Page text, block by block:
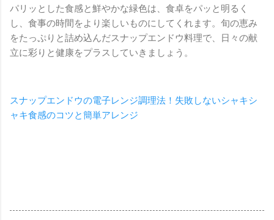
パリッとした食感と鮮やかな緑色は、食卓をパッと明るく
し、食事の時間をより楽しいものにしてくれます。旬の恵み
をたっぷりと詰め込んだスナップエンドウ料理で、日々の献
立に彩りと健康をプラスしていきましょう。
スナップエンドウの電子レンジ調理法！失敗しないシャキシ
ャキ食感のコツと簡単アレンジ